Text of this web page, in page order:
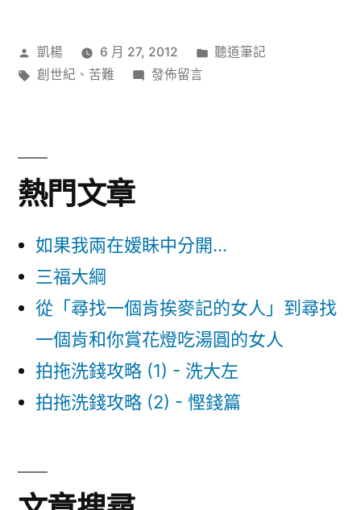
作
者:
凱楊 6 月 27, 2012
分
聽道筆記
標
創世紀 、 苦難
在
救
中
10
大
恩
發佈留言
熱門文章
如果我兩在嫒眛中分開...
三福大綱
從「尋找一個肯挨麥記的女人」到尋找
一個肯和你賞花燈吃湯圓的女人
拍拖洗錢攻略 (1) - 洗大左
拍拖洗錢攻略 (2) - 慳錢篇